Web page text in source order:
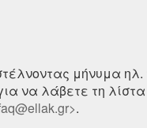
μήνυμα ηλ.
να λάβετε τη
.